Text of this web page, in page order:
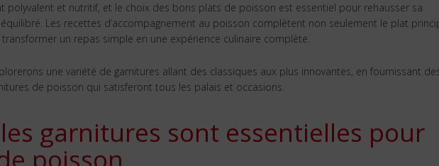
polyvalent et nutritif, et le choix des bons plats de poisson est essentiel pour rehausser sa
Les recettes d’accompagnement au poisson complètent non seulement le plat
un repas simple en une expérience culinaire complète.
une variété de garnitures allant des classiques aux plus innovantes, en fournissant
de poisson qui satisferont tous les palais et occasions.
garnitures sont essentielles pour